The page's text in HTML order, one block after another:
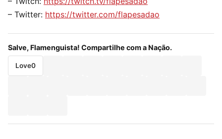
– Twitter: https://twitter.com/flapesadao
Salve, Flamenguista! Compartilhe com a Nação.
Love0